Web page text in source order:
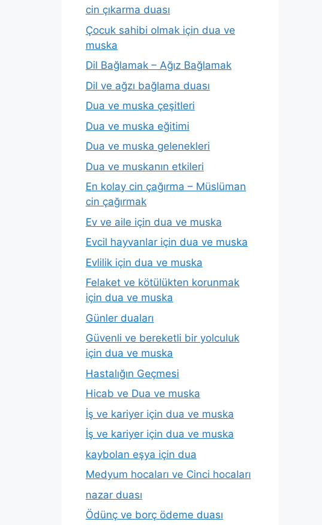
cin çıkarma duası
Çocuk sahibi olmak için dua ve
muska
Dil Bağlamak – Ağız Bağlamak
Dil ve ağzı bağlama duası
Dua ve muska çeşitleri
Dua ve muska eğitimi
Dua ve muska gelenekleri
Dua ve muskanın etkileri
En kolay cin çağırma – Müslüman
cin çağırmak
Ev ve aile için dua ve muska
Evcil hayvanlar için dua ve muska
Evlilik için dua ve muska
Felaket ve kötülükten korunmak
için dua ve muska
Günler duaları
Güvenli ve bereketli bir yolculuk
için dua ve muska
Hastalığın Geçmesi
Hicab ve Dua ve muska
İş ve kariyer için dua ve muska
İş ve kariyer için dua ve muska
kaybolan eşya için dua
Medyum hocaları ve Cinci hocaları
nazar duası
Ödünç ve borç ödeme duası